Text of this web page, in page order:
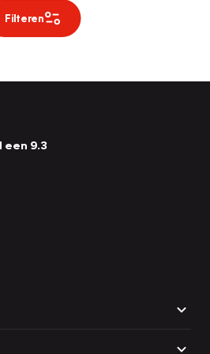
Filteren
een 9.3